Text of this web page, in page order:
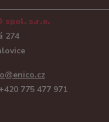
spol. s.r.o.
274
775 477 971